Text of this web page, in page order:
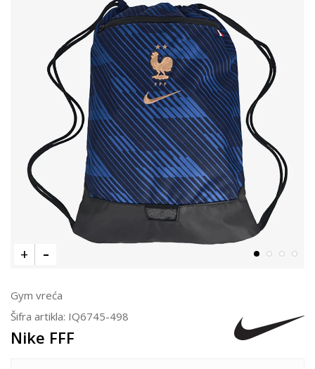
Gym vreća
Šifra artikla: IQ6745-498
Nike FFF